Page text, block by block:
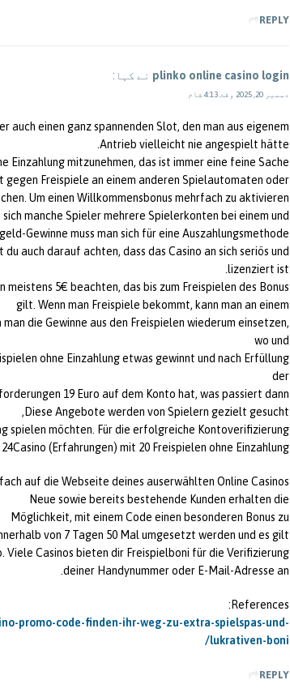
REPLY
plinko online casino login نے کہا:
دسمبر 20, 2025 وقت 4:13 شام
auch einen ganz spannenden Slot, den man aus eigenem
Antrieb vielleicht nie angespielt hätte.
Einzahlung mitzunehmen, das ist immer eine feine Sache.
gegen Freispiele an einem anderen Spielautomaten oder
Um einen Willkommensbonus mehrfach zu aktivieren,
manche Spieler mehrere Spielerkonten bei einem und
Gewinne muss man sich für eine Auszahlungsmethode
auch darauf achten, dass das Casino an sich seriös und
lizenziert ist.
5€ beachten, das bis zum Freispielen des Bonus
gilt. Wenn man Freispiele bekommt, kann man an einem
die Gewinne aus den Freispielen wiederum einsetzen,
wo und
ohne Einzahlung etwas gewinnt und nach Erfüllung
der
19 Euro auf dem Konto hat, was passiert dann?
Diese Angebote werden von Spielern gezielt gesucht,
spielen möchten. Für die erfolgreiche Kontoverifizierung
(Erfahrungen) mit 20 Freispielen ohne Einzahlung.
auf die Webseite deines auserwählten Online Casinos.
Neue sowie bereits bestehende Kunden erhalten die
Möglichkeit, mit einem Code einen besonderen Bonus zu
von 7 Tagen 50 Mal umgesetzt werden und es gilt
Viele Casinos bieten dir Freispielboni für die Verifizierung
deiner Handynummer oder E-Mail-Adresse an.
References:
promo-code-finden-ihr-weg-zu-extra-spielspas-und-
lukrativen-boni/
REPLY